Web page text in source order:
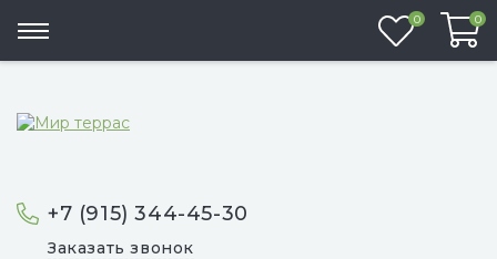
+7 (915) 344-45-30
Заказать звонок
0 0